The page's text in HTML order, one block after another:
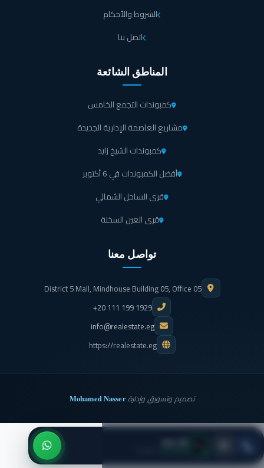
الشروط والأحكام
اتصل بنا
المناطق الشائعة
كمبوندات التجمع الخامس
مشاريع العاصمة الإدارية الجديدة
كمبوندات الشيخ زايد
أفضل الكمبوندات في 6 أكتوبر
قرى الساحل الشمالي
قرى العين السخنة
تواصل معنا
District 5 Mall, Mindhouse Building 05, Office 05
+20 111 199 1929
info@realestate.eg
https://realestate.eg
تصميم وتسويق وإدارةMohamed Nasser